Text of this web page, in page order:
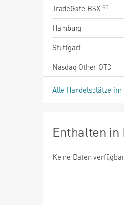
TradeGate BSX
Hamburg
Stuttgart
Nasdaq Other OTC
Alle Handelsplätze im
Enthalten in
Keine Daten verfügbar